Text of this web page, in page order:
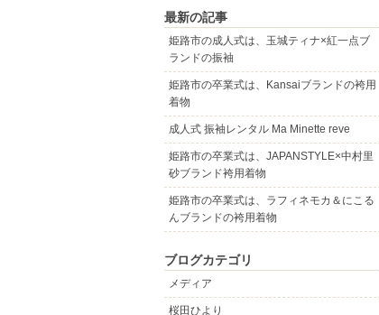
最新の記事
姫路市の成人式は、玉城ティナ×紅一点ブ
ランドの振袖
姫路市の卒業式は、Kansaiブランドの袴用
着物
成人式 振袖レンタル Ma Minette reve
姫路市の卒業式は、JAPANSTYLE×中村里
砂ブランド袴用着物
姫路市の卒業式は、ラフィネモカ＆にこる
んブランドの袴用着物
ブログカテゴリ
メディア
桜田ひより